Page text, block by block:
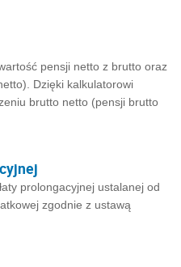
pensji netto z brutto oraz
Dzięki kalkulatorowi
brutto netto (pensji brutto
prolongacyjnej ustalanej od
zgodnie z ustawą